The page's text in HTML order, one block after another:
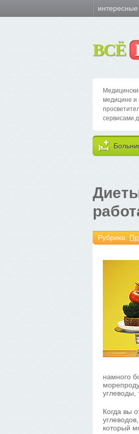
интересные
ВСЁ
медицине и
сервисами
Рубрика:
намного
углеводы,
Когда вы
который